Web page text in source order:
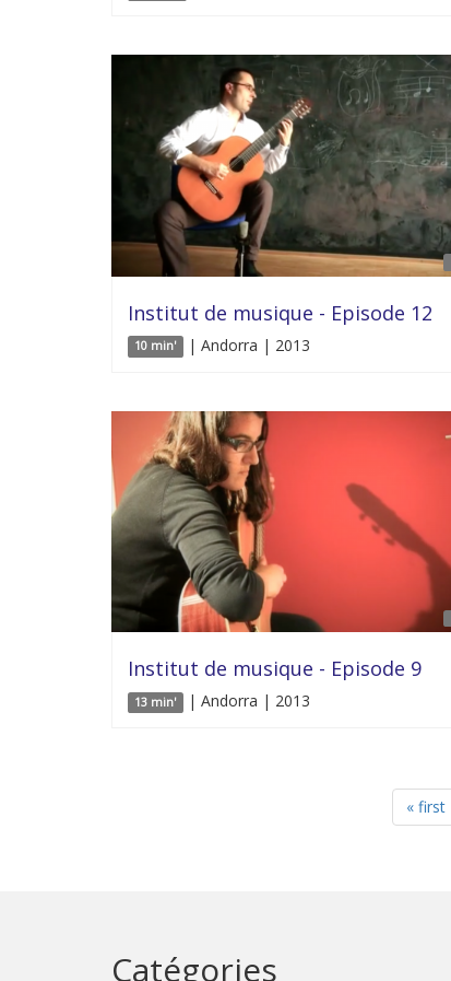
Institut de musique - Episode 12
10 min' | Andorra | 2013
Institut de musique - Episode 9
13 min' | Andorra | 2013
« first
Catégories